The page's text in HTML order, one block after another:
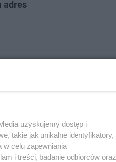
adres
uzyskujemy dostęp i
takie jak unikalne identyfikatory,
w celu zapewniania
i treści, badanie odbiorców oraz